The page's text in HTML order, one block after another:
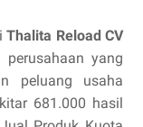
Thalita Reload CV
yang
peluang usaha
681.000 hasil